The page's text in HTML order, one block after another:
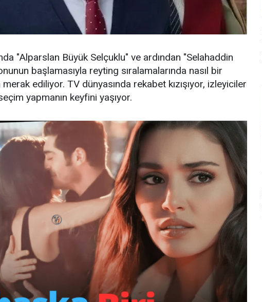
"Alparslan Büyük Selçuklu" ve ardından "Selahaddin
başlamasıyla reyting sıralamalarında nasıl bir
ediliyor. TV dünyasında rekabet kızışıyor, izleyiciler
yapmanın keyfini yaşıyor.